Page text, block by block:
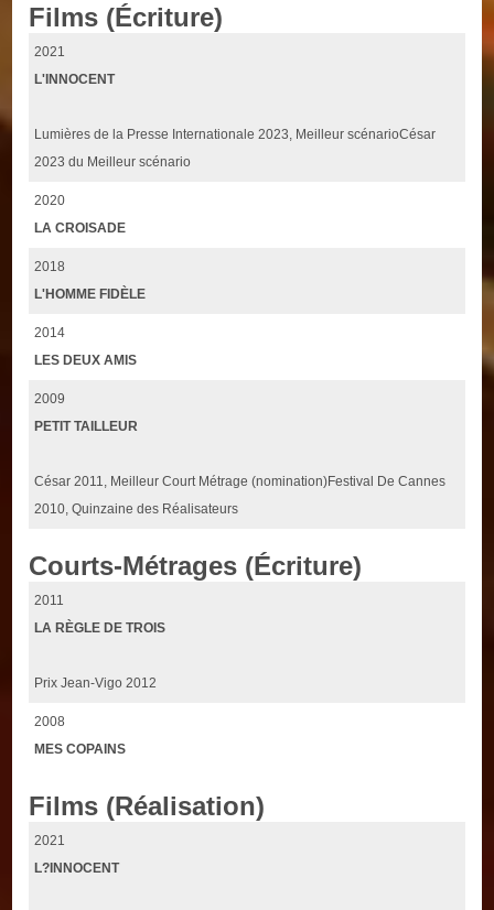
Films (Écriture)
2021
L'INNOCENT
Lumières de la Presse Internationale 2023, Meilleur scénarioCésar
2023 du Meilleur scénario
2020
LA CROISADE
2018
L'HOMME FIDÈLE
2014
LES DEUX AMIS
2009
PETIT TAILLEUR
César 2011, Meilleur Court Métrage (nomination)Festival De Cannes
2010, Quinzaine des Réalisateurs
Courts-Métrages (Écriture)
2011
LA RÈGLE DE TROIS
Prix Jean-Vigo 2012
2008
MES COPAINS
Films (Réalisation)
2021
L?INNOCENT